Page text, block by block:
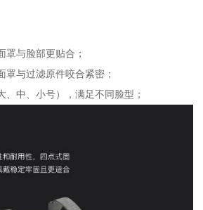
罩与脸部更贴合；
罩与过滤原件咬合紧密；
、中、小号），满足不同脸型；